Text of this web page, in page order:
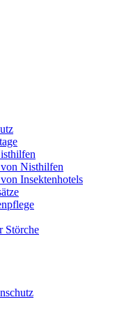
Nisthilfen
Insektenhotels
Störche